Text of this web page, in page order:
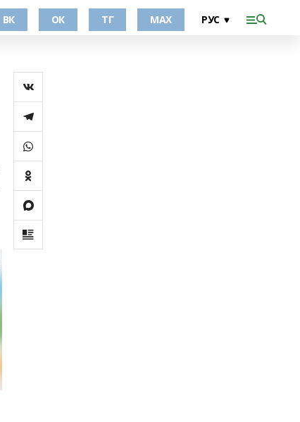
ВК ОК ТГ МАХ